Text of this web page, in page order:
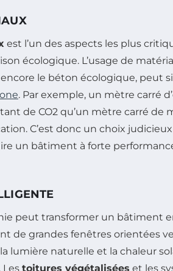
est l’un des aspects les plus
écologique. L’usage de
encore le béton écologique, peut
. Par exemple, un mètre carré
de CO2 qu’un mètre carré de
C’est donc un choix
un bâtiment à forte
peut transformer un bâtiment
de grandes fenêtres orientées
lumière naturelle et la chaleur
Les toitures végétalisées et les